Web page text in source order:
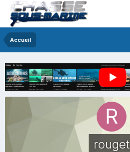
Accueil
rouget